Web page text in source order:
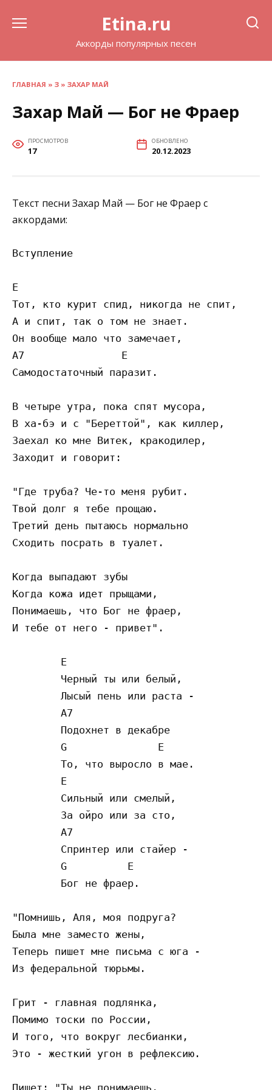
Etina.ru
Аккорды популярных песен
ГЛАВНАЯ » З » ЗАХАР МАЙ
Захар Май — Бог не Фраер
ПРОСМОТРОВ
17
ОБНОВЛЕНО
20.12.2023
Текст песни Захар Май — Бог не Фраер с
аккордами:
Вступление
E
Тот, кто курит спид, никогда не спит,
А и спит, так о том не знает.
Он вообще мало что замечает,
A7                E
Самодостаточный паразит.
В четыре утра, пока спят мусора,
В ха-бэ и с "Береттой", как киллер,
Заехал ко мне Витек, кракодилер,
Заходит и говорит:
"Где труба? Че-то меня рубит.
Твой долг я тебе прощаю.
Третий день пытаюсь нормально
Сходить посрать в туалет.
Когда выпадают зубы
Когда кожа идет прыщами,
Понимаешь, что Бог не фраер,
И тебе от него - привет".
"Помнишь, Аля, моя подруга?
Была мне заместо жены,
Теперь пишет мне письма с юга -
Из федеральной тюрьмы.
Грит - главная подлянка,
Помимо тоски по России,
И того, что вокруг лесбианки,
Это - жесткий угон в рефлексию.